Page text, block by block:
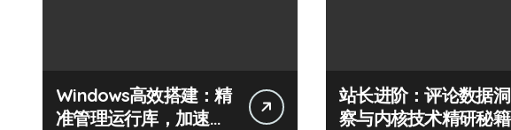
Windows高效搭建：精
准管理运行库，加速创
站长进阶：评论数据洞
察与内核技术精研秘籍